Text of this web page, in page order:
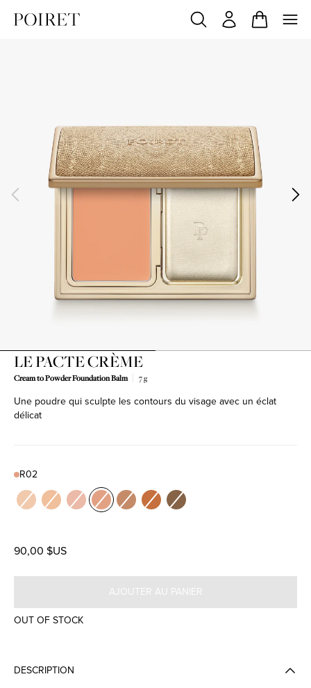
LE PACTE CRÈME
Cream to Powder Foundation Balm 7 g
Une poudre qui sculpte les contours du visage avec un éclat
délicat
Color
R02
N01
Product variant out of stock
N02
Product variant out of stock
R01
Product variant out of stock
R02
Product variant out of stock
W01
Product variant out of stock
W02
Product variant out of stock
W03
Product variant out of stock
90,00 $US
AJOUTER AU PANIER
OUT OF STOCK
DESCRIPTION